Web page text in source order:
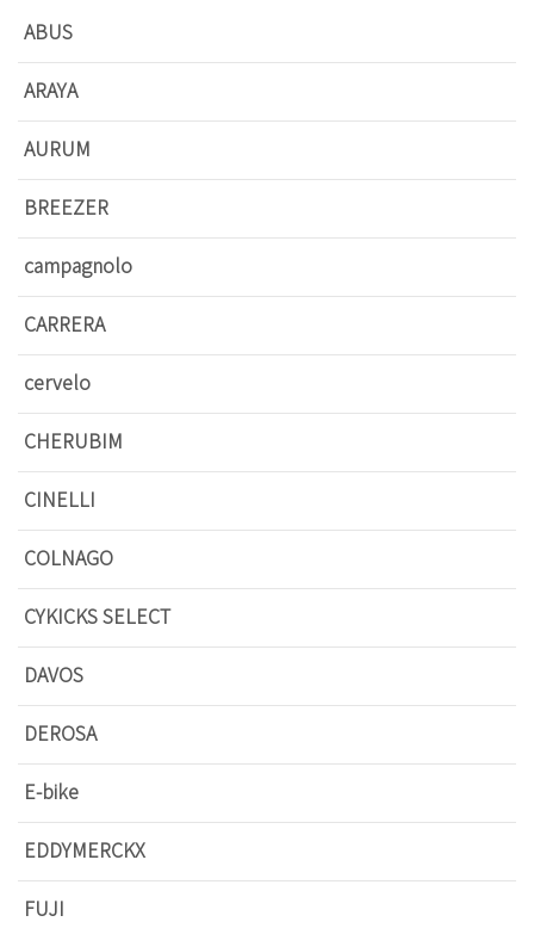
ABUS
ARAYA
AURUM
BREEZER
campagnolo
CARRERA
cervelo
CHERUBIM
CINELLI
COLNAGO
CYKICKS SELECT
DAVOS
DEROSA
E-bike
EDDYMERCKX
FUJI